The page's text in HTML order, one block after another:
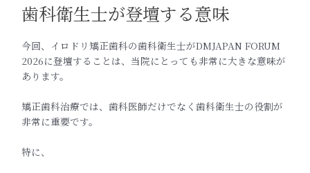
歯科衛生士が登壇する意味
今回、イロドリ矯正歯科の歯科衛生士がDMJAPAN FORUM
2026に登壇することは、当院にとっても非常に大きな意味が
あります。
矯正歯科治療では、歯科医師だけでなく歯科衛生士の役割が
非常に重要です。
特に、